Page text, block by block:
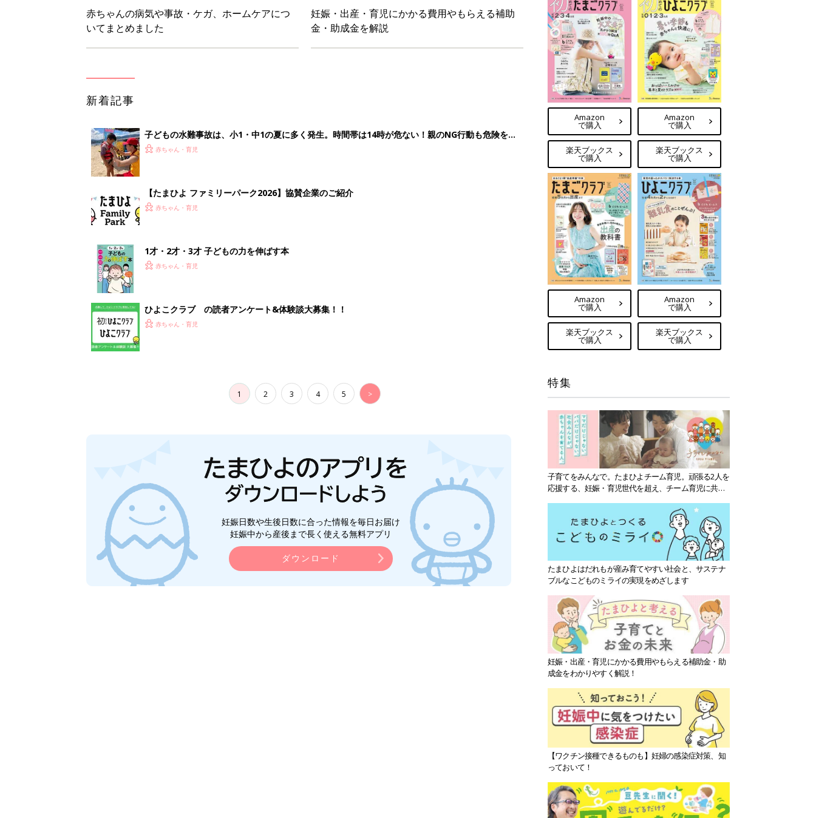
赤ちゃんの病気や事故・ケガ、ホームケアにつ
いてまとめました
妊娠・出産・育児にかかる費用やもらえる補助
金・助成金を解説
新着記事
子どもの水難事故は、小1・中1の夏に多く発生。時間帯は14時が危ない！親のNG行動も危険をま
ねく【専門家】
赤ちゃん・育児
【たまひよ ファミリーパーク2026】協賛企業のご紹介
赤ちゃん・育児
1才・2才・3才 子どもの力を伸ばす本
赤ちゃん・育児
ひよこクラブ の読者アンケート&体験談大募集！！
赤ちゃん・育児
1 2 3 4 5 >
妊娠日数や生後日数に合った情報を毎日お届け
妊娠中から産後まで長く使える無料アプリ
ダウンロード
Amazon
で購入
楽天ブックス
で購入
Amazon
で購入
楽天ブックス
で購入
Amazon
で購入
楽天ブックス
で購入
Amazon
で購入
楽天ブックス
で購入
特集
子育てをみんなで。たまひよチーム育児。頑張る2人を
応援する、妊娠・育児世代を超え、チーム育児に共感
たまひよはだれもが産み育てやすい社会と、サステナ
ブルなこどものミライの実現をめざします
妊娠・出産・育児にかかる費用やもらえる補助金・助
成金をわかりやすく解説！
【ワクチン接種できるものも】妊婦の感染症対策、知
っておいて！